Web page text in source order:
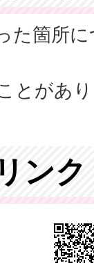
た箇所
とがあ
ンク